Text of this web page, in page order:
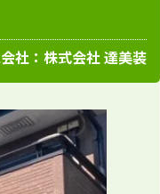
社： 株式会社 達美装